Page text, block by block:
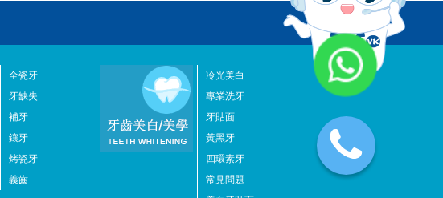
全瓷牙
牙缺失
補牙
鑲牙
烤瓷牙
義齒
冷光美白
專業洗牙
牙貼面
黃黑牙
四環素牙
常見問題